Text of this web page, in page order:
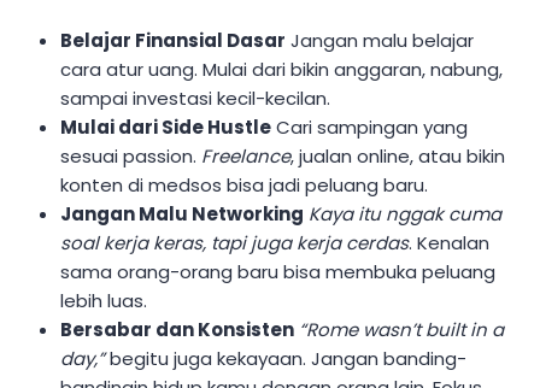
Belajar Finansial Dasar Jangan malu belajar
cara atur uang. Mulai dari bikin anggaran, nabung,
sampai investasi kecil-kecilan.
Mulai dari Side HustleCari sampingan yang
sesuai passion. Freelance, jualan online, atau bikin
konten di medsos bisa jadi peluang baru.
Jangan Malu Networking Kaya itu nggak cuma
soal kerja keras, tapi juga kerja cerdas. Kenalan
sama orang-orang baru bisa membuka peluang
lebih luas.
Bersabar dan Konsisten “Rome wasn’t built in a
day,”begitu juga kekayaan. Jangan banding-